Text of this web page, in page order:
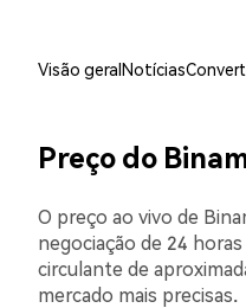
Visão geralNotícias
Preço do
O preço ao vivo de
negociação de 24
circulante de
mercado mais precisas.